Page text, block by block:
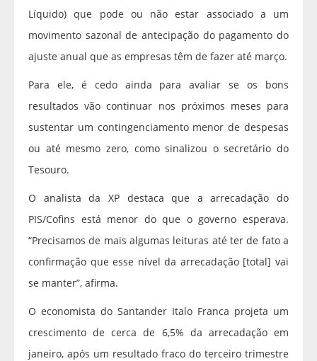
Líquido) que pode ou não estar associado a um
movimento sazonal de antecipação do pagamento do
ajuste anual que as empresas têm de fazer até março.
Para ele, é cedo ainda para avaliar se os bons
resultados vão continuar nos próximos meses para
sustentar um contingenciamento menor de despesas
ou até mesmo zero, como sinalizou o secretário do
Tesouro.
O analista da XP destaca que a arrecadação do
PIS/Cofins está menor do que o governo esperava.
“Precisamos de mais algumas leituras até ter de fato a
confirmação que esse nível da arrecadação [total] vai
se manter”, afirma.
O economista do Santander Italo Franca projeta um
crescimento de cerca de 6,5% da arrecadação em
janeiro, após um resultado fraco do terceiro trimestre